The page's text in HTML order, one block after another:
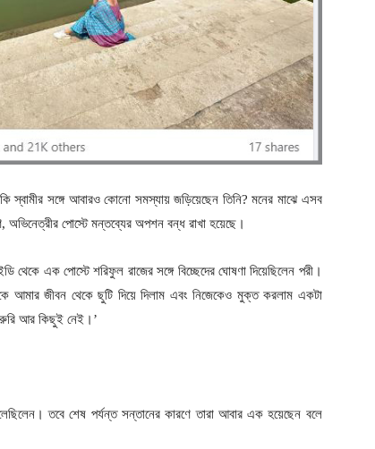
স্বামীর সঙ্গে আবারও কোনো সমস্যায় জড়িয়েছেন তিনি? মনের মাঝে এসব
পোস্টে মন্তব্যের অপশন বন্ধ রাখা হয়েছে।
এক পোস্টে শরিফুল রাজের সঙ্গে বিচ্ছেদের ঘোষণা দিয়েছিলেন পরী।
আমার জীবন থেকে ছুটি দিয়ে দিলাম এবং নিজেকেও মুক্ত করলাম একটা
আর কিছুই নেই।’
তবে শেষ পর্যন্ত সন্তানের কারণে তারা আবার এক হয়েছেন বলে